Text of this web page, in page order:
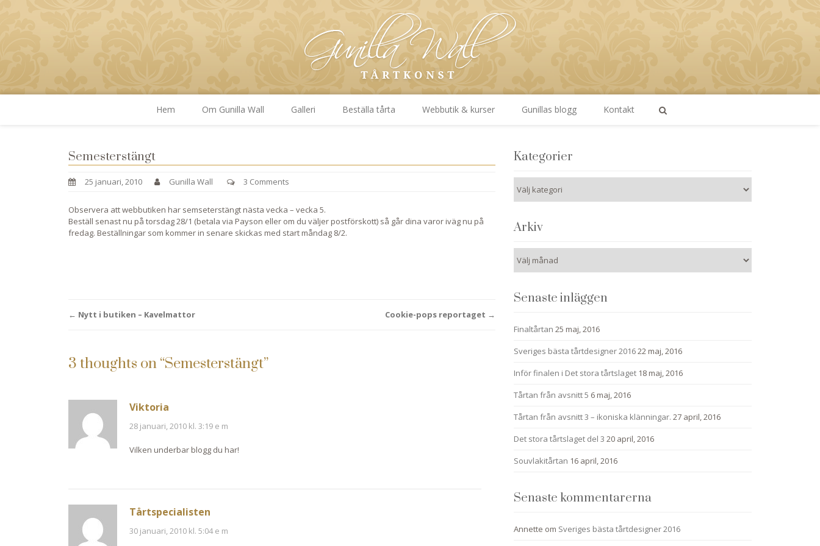
Hem Om Gunilla Wall Galleri Beställa tårta Webbutik & kurser Gunillas blogg Kontakt
Kategorier
Arkiv
Senaste inläggen
Finaltårtan 25 maj, 2016
Sveriges bästa tårtdesigner 201622 maj, 2016
Inför finalen i Det stora tårtslaget 18 maj, 2016
Tårtan från avsnitt 5 6 maj, 2016
Tårtan från avsnitt 3 – ikoniska klänningar. 27 april, 2016
Det stora tårtslaget del 3 20 april, 2016
Souvlakitårtan 16 april, 2016
Senaste kommentarerna
Annette om Sveriges bästa tårtdesigner 2016
Semesterstängt
25 januari, 2010 Gunilla Wall 3 Comments
Observera att webbutiken har semseterstängt nästa vecka – vecka 5.
Beställ senast nu på torsdag 28/1 (betala via Payson eller om du väljer postförskott) så går dina varor iväg nu på
fredag. Beställningar som kommer in senare skickas med start måndag 8/2.
Post
← Nytt i butiken – Kavelmattor Cookie-pops reportaget →
3 thoughts on “Semesterstängt”
Viktoria
28 januari, 2010 kl. 3:19 e m
Vilken underbar blogg du har!
Tårtspecialisten
30 januari, 2010 kl. 5:04 e m